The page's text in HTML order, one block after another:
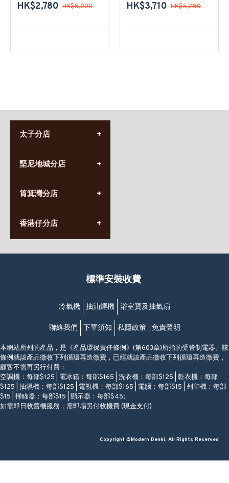
HK$2,780 HK$5,000 HK$3,710 HK$5,280
太子分店
營業時間:
九龍太子太子道西141號
堅尼地城分店
營業時間:
香港堅尼地城卑路乍街
(堅尼地城地鐵站B出口)
筲箕灣分店
營業時間:
(10:00am-20:30pm)
香港仔分店
營業時間:
香港香港仔成都道20-28號
(黃竹坑地鐵站轉4M專線小巴)
標準安裝收費
冷氣機 抽油煙機 浴室寶及抽氣扇
聯絡我們 下單須知 私隱政策 免責聲明
本網站所列的產品，是《產品環保責任條例》(第603章)所指的受管制電器。該
條例就該產品徵收下列循環再造徵費，已經就該產品徵收下列循環再造徵費，
顧客不需再另行付費：
空調機：每部$125 | 電冰箱：每部$165 | 洗衣機：每部$125 | 乾衣機：每部
$125 | 抽濕機：每部$125 | 電視機：每部$165 | 電腦：每部$15 | 列印機：每部
$15 | 掃瞄器：每部$15 | 顯示器：每部$45;
如需即日收舊機服務，需即場另付收機費 (現金支付)
Copyright ©Modern Denki, All Rights Reserved